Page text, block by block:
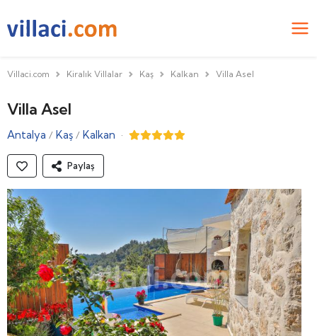
Villaci.com Kiralık Villalar Kaş Kalkan Villa Asel
Villa Asel
Antalya / Kaş / Kalkan ·
Paylaş